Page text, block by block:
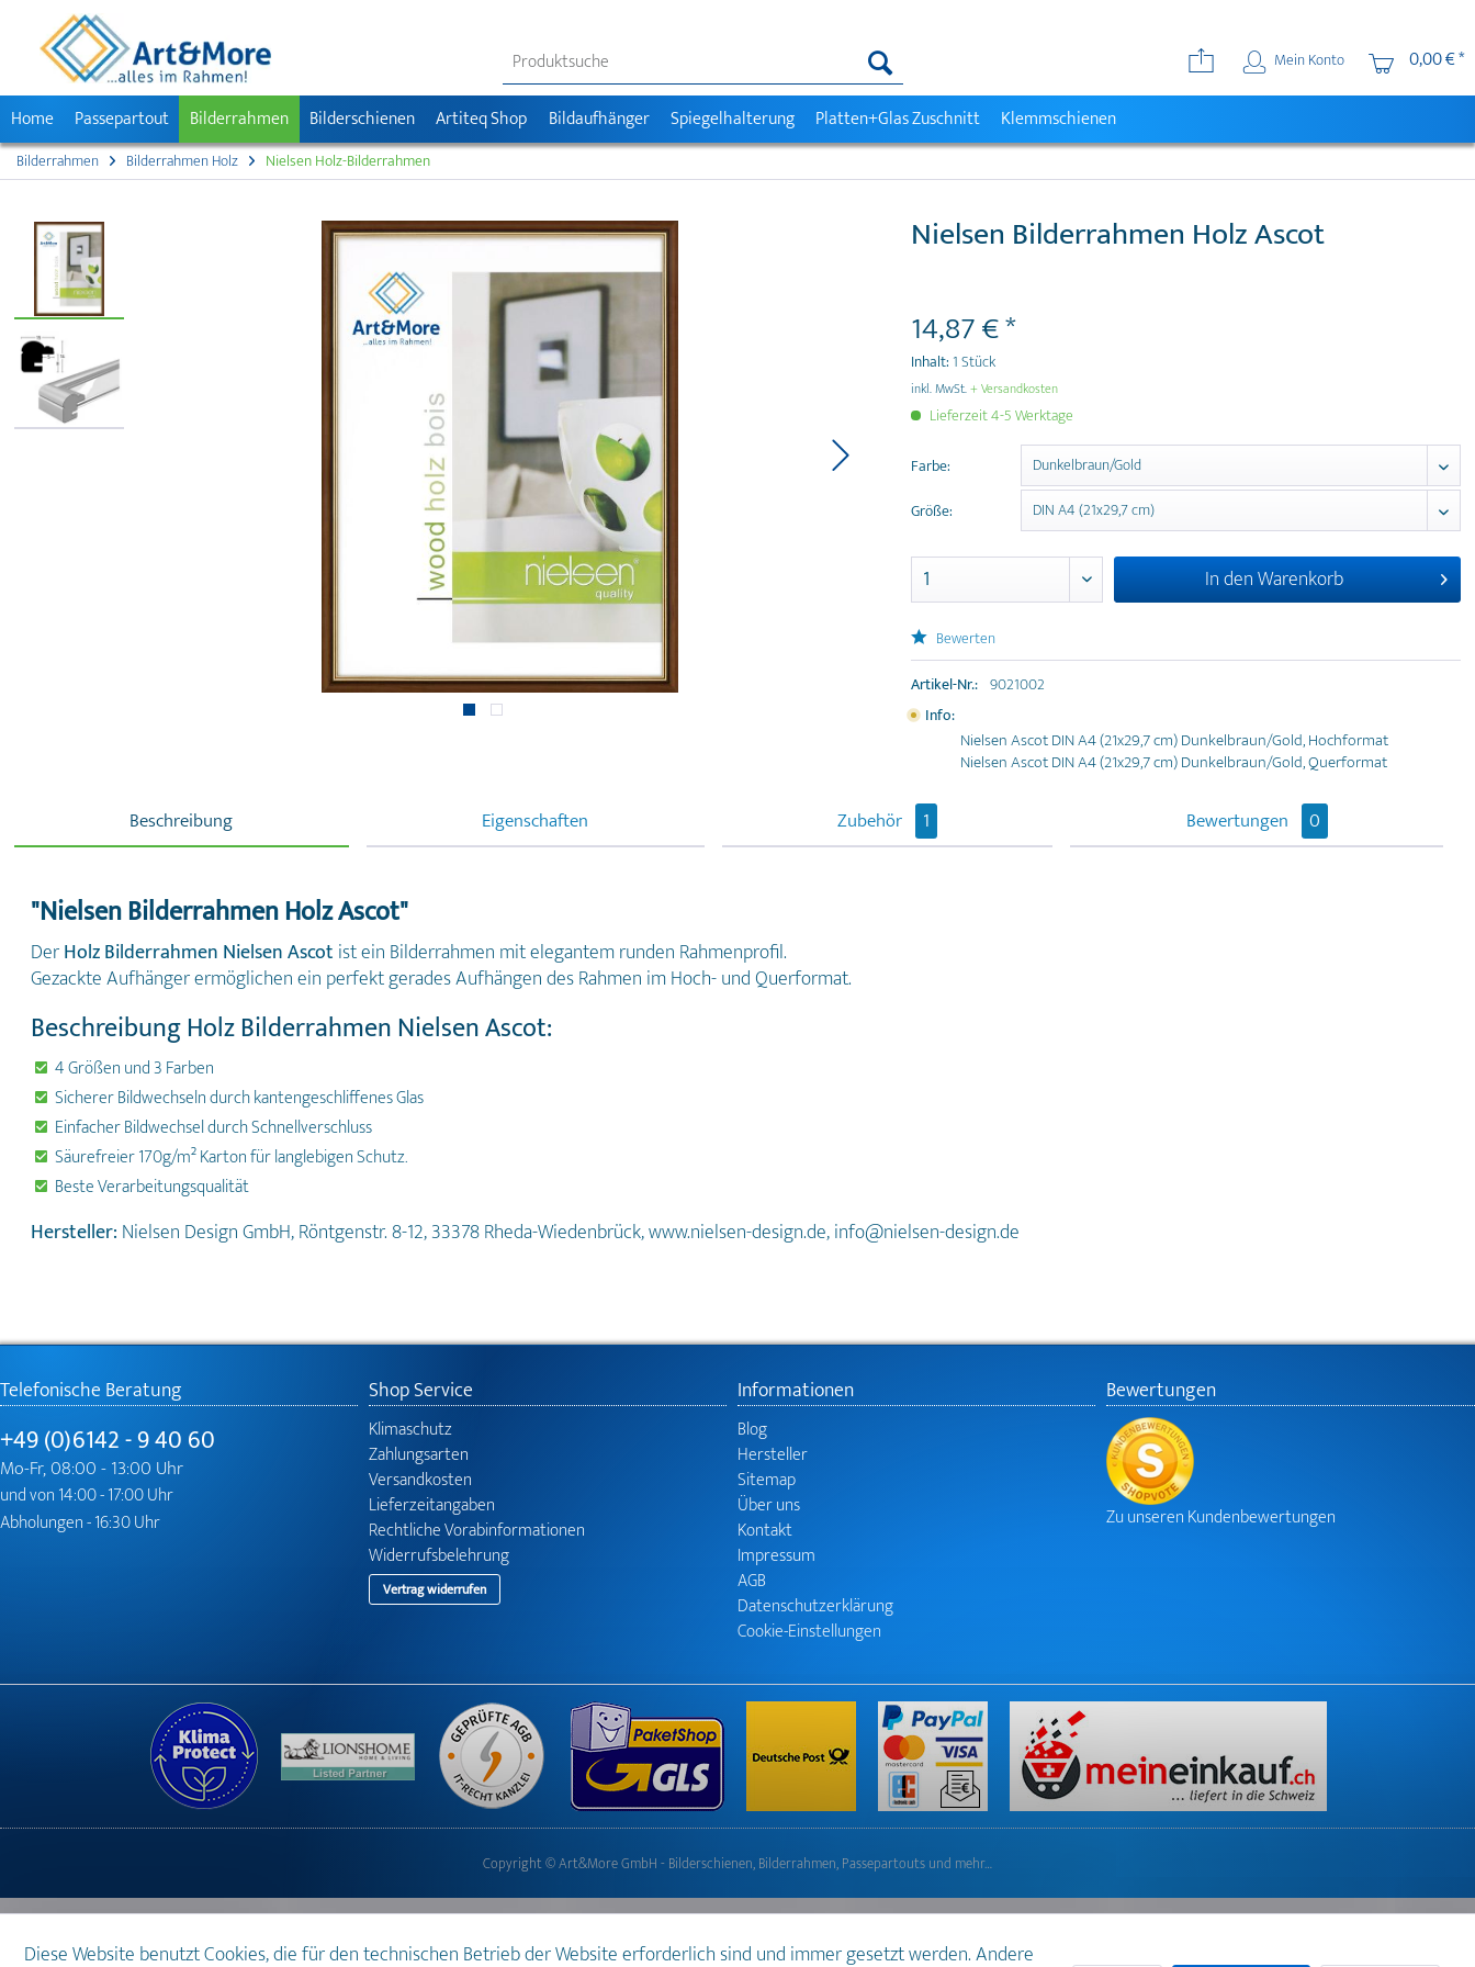
Mein Konto
0,00 € *
Home
Passepartout Bilderrahmen Bilderschienen Artiteq Shop Bildaufhänger Spiegelhalterung Platten+Glas Zuschnitt Klemmschienen
Bilderrahmen Bilderrahmen Holz Nielsen Holz-Bilderrahmen
Nielsen Bilderrahmen Holz Ascot
14,87 € *
Inhalt:1 Stück
inkl. MwSt.+ Versandkosten
Lieferzeit 4-5 Werktage
Farbe:
Größe:
In denWarenkorb
Bewerten
Artikel-Nr.: 9021002
Info:
Nielsen Ascot DIN A4 (21x29,7 cm) Dunkelbraun/Gold, Hochformat
Nielsen Ascot DIN A4 (21x29,7 cm) Dunkelbraun/Gold, Querformat
Beschreibung Eigenschaften Zubehör 1 Bewertungen 0
"Nielsen Bilderrahmen Holz Ascot"
DerHolz Bilderrahmen Nielsen Ascot ist ein Bilderrahmen mit elegantem runden Rahmenprofil.
Gezackte Aufhänger ermöglichen ein perfekt gerades Aufhängen des Rahmen im Hoch- und Querformat.
Beschreibung Holz Bilderrahmen Nielsen Ascot:
4 Größen und 3 Farben
Sicherer Bildwechseln durch kantengeschliffenes Glas
Einfacher Bildwechsel durch Schnellverschluss
Säurefreier 170g/m² Karton für langlebigen Schutz.
Beste Verarbeitungsqualität
Hersteller: Nielsen Design GmbH, Röntgenstr. 8-12, 33378 Rheda-Wiedenbrück, www.nielsen-design.de, info@nielsen-design.de
Telefonische Beratung
+49 (0)6142 - 9 40 60
Mo-Fr, 08:00 - 13:00 Uhr
und von 14:00 - 17:00 Uhr
Abholungen - 16:30 Uhr
Shop Service
Klimaschutz
Zahlungsarten
Versandkosten
Lieferzeitangaben
Rechtliche Vorabinformationen
Widerrufsbelehrung
Vertrag widerrufen
Informationen
Blog
Hersteller
Sitemap
Über uns
Kontakt
Impressum
AGB
Datenschutzerklärung
Cookie-Einstellungen
Bewertungen
Zu unseren Kundenbewertungen
Copyright © Art&More GmbH - Bilderschienen, Bilderrahmen, Passepartouts und mehr…
Diese Website benutzt Cookies, die für den technischen Betrieb der Website erforderlich sind und immer gesetzt werden. Andere